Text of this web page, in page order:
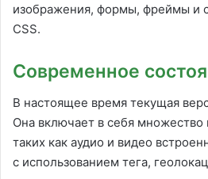
изображения, формы, фреймы и
CSS.
Современное
В настоящее время текущая
Она включает в себя
таких как аудио и видео
с использованием тега,